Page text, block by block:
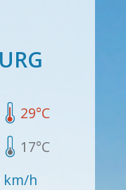
29°C
17°C
km/h